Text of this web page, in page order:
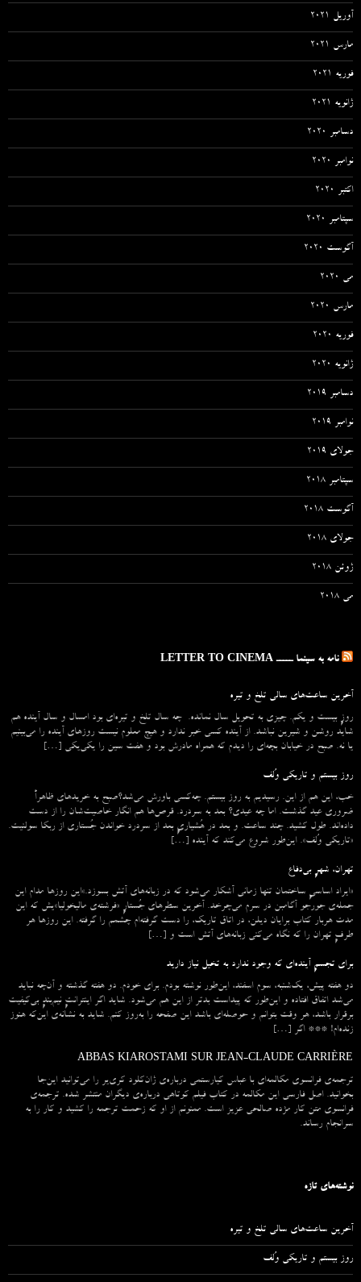
آوریل 2021
مارس 2021
فوریه 2021
ژانویه 2021
دسامبر 2020
نوامبر 2020
اکتبر 2020
سپتامبر 2020
آگوست 2020
می 2020
مارس 2020
فوریه 2020
ژانویه 2020
دسامبر 2019
نوامبر 2019
جولای 2019
سپتامبر 2018
آگوست 2018
جولای 2018
ژوئن 2018
می 2018
نامه به سینما ـــــ LETTER TO CINEMA
آخرین ساعت‌های سالی تلخ و تیره
روزِ بیست و یکم. چیزی به تحویل سال نمانده. چه سال تلخ و تیره‌ای بود امسال و سال آینده هم
شاید روشن و شیرین نباشد. از آینده کسی خبر ندارد و هیچ معلوم نیست روزهای آینده را می‌بینیم
یا نه. صبح در خیابان بچه‌ای را دیدم که همراه مادرش بود و هفت سین را یکی‌یکی […]
روز بیستم و تاریکی وُلف
خب، این هم از این. رسیدیم به روز بیستم. چه‌کسی باورش می‌شد؟صبح به خریدهای ظاهراً
ضروری عید گذشت. اما چه عیدی؟ بعد به سردرد. قرص‌ها هم انگار خاصیت‌شان را از دست
داده‌اند. طول کشید. چند ساعت. و بعد در هُشیاریِ بعد از سردرد خواندن جُستاری از ربکا سولنیت.
«تاریکی وُلف». این‌طور شروع می‌‌کند که آینده […]
تهران، شهرِ بی‌دفاع
«ایراد اساسیِ ساختمان تنها زمانی آشکار می‌شود که در زبانه‌‌های آتش بسوزد.»این روزها مدام این
جمله‌ی جورجو آگامبن در سرم می‌چرخد. آخرین سطرهای جُستارِ «فرشته‌ی مالیخولیا»یش که این
مدت هربار کتاب برایان دیلن، در اتاق تاریک، را دست گرفته‌ام چشمم را گرفته. این روزها هر
طرفِ تهران را که نگاه می‌کنی زبانه‌های آتش است و […]
برای تجسمِ آینده‌ای که وجود ندارد به تخیل نیاز دارید
دو هفته پیش، یک‌شنبه، سوم اسفند، این‌طور نوشته بودم. برای خودم. دو هفته گذشته و آن‌چه نباید
می‌شد اتفاق افتاده و این‌طور که پیداست بدتر از این هم می‌شود. شاید اگر اینترانتِ نیم‌بندِ بی‌کیفیت
برقرار باشد، هر وقت بتوانم و حوصله‌ای باشد این صفحه را به‌روز کنم. شاید به نشانه‌ی این‌که هنوز
زنده‌ام! *** اگر […]
ABBAS KIAROSTAMI SUR JEAN-CLAUDE CARRIÈRE
ترجمه‌ی فرانسوی مکالمه‌ای با عباس کیارستمی درباره‌ی ژان‌کلود کری‌یر را می‌توانید این‌جا
بخوانید. اصل فارسی این مکالمه در کتاب فیلم کوتاهی درباره‌ی دیگران منتشر شده. ترجمه‌ی
فرانسوی متن کار مژده صالحی عزیز است. ممنونم از او که زحمت ترجمه را کشید و کار را به
سرانجام رساند.
نوشته‌های تازه
آخرین ساعت‌های سالی تلخ و تیره
روز بیستم و تاریکی وُلف